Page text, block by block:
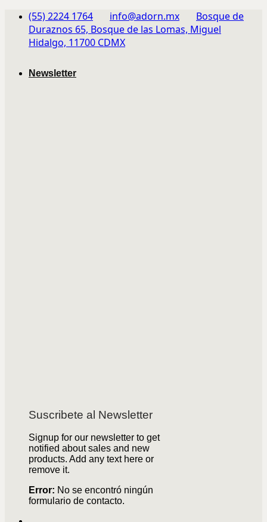
Skip
content
(55) 2224 1764 info@adorn.mx
Bosque de
Duraznos 65, Bosque de las Lomas, Miguel
Hidalgo, 11700 CDMX
Newsletter
Suscribete al Newsletter
Signup for our newsletter to get
notified about sales and new
products. Add any text here or
remove it.
Error: No se encontró ningún
formulario de contacto.